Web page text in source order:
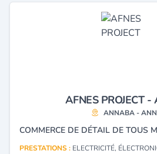
AFNES PROJECT
ANNABA -
PRESTATIONS : ELECTRICITÉ, ÉLECTRONIQUE :